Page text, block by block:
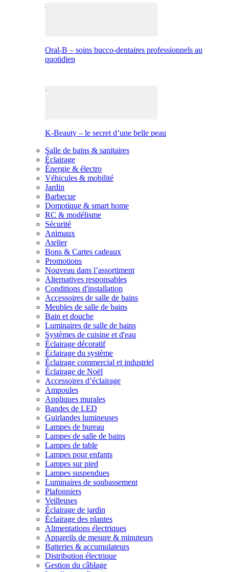
Oral-B – soins bucco-dentaires professionnels au
quotidien
K-Beauty – le secret d’une belle peau
Salle de bains & sanitaires
Éclairage
Énergie & électro
Véhicules & mobilité
Jardin
Barbecue
Domotique & smart home
RC & modélisme
Sécurité
Animaux
Atelier
Bons & Cartes cadeaux
Promotions
Nouveau dans l’assortiment
Alternatives responsables
Conditions d'installation
Accessoires de salle de bains
Meubles de salle de bains
Bain et douche
Luminaires de salle de bains
Systèmes de cuisine et d'eau
Éclairage décoratif
Éclairage du système
Éclairage commercial et industriel
Éclairage de Noël
Accessoires d’éclairage
Ampoules
Appliques murales
Bandes de LED
Guirlandes lumineuses
Lampes de bureau
Lampes de salle de bains
Lampes de table
Lampes pour enfants
Lampes sur pied
Lampes suspendues
Luminaires de soubassement
Plafonniers
Veilleuses
Éclairage de jardin
Éclairage des plantes
Alimentations électriques
Appareils de mesure & minuteurs
Batteries & accumulateurs
Distribution électrique
Gestion du câblage